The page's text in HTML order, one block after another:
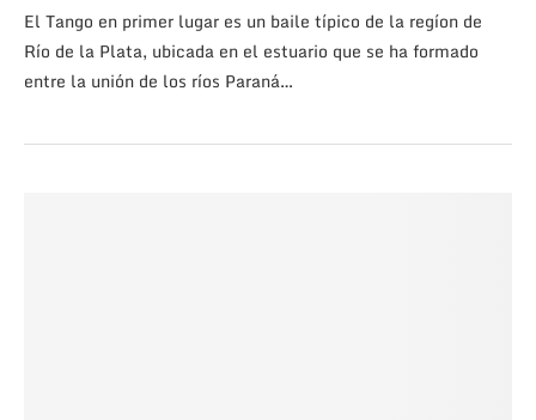
El Tango en primer lugar es un baile típico de la regíon de
Río de la Plata, ubicada en el estuario que se ha formado
entre la unión de los ríos Paraná…